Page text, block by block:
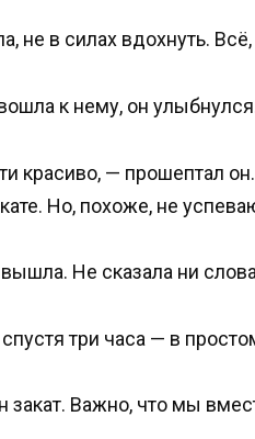
не в силах вдохнуть.
к нему, он
красиво, — прошептал
Но, похоже, не
Не сказала ни
три часа — в
Важно, что мы